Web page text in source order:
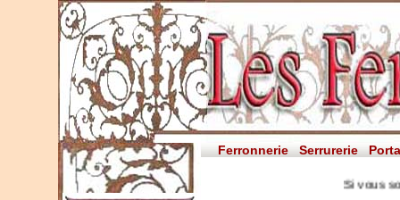
Ferronnerie Serrurerie
Si vous